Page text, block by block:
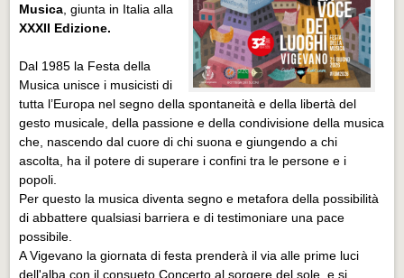
Musica , giunta in Italia alla
XXXII Edizione.
Dal 1985 la Festa della
Musica unisce i musicisti di
tutta l’Europa nel segno della spontaneità e della libertà del
gesto musicale, della passione e della condivisione della musica
che, nascendo dal cuore di chi suona e giungendo a chi
ascolta, ha il potere di superare i confini tra le persone e i
popoli.
Per questo la musica diventa segno e metafora della possibilità
di abbattere qualsiasi barriera e di testimoniare una pace
possibile.
A Vigevano la giornata di festa prenderà il via alle prime luci
dell'alba con il consueto Concerto al sorgere del sole, e si